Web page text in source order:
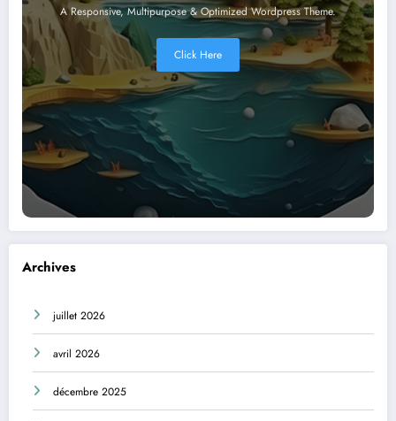
A Responsive, Multipurpose & Optimized Wordpress Theme.
Click Here
Archives
juillet 2026
avril 2026
décembre 2025